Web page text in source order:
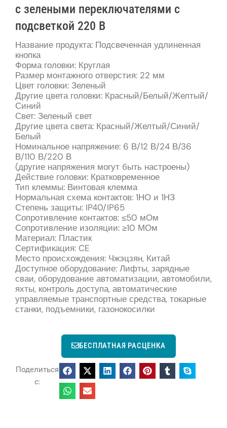
с зелеными переключателями с
подсветкой 220 В
Название продукта: Подсвеченная удлиненная
кнопка
Форма головки: Круглая
Размер монтажного отверстия: 22 мм
Цвет головки: Зеленый
Другие цвета головки: Красный/Белый/Желтый/
Синий
Свет: Зеленый свет
Другие цвета света: Красный/Желтый/Синий/
Белый
Номинальное напряжение: 6 В/12 В/24 В/36
В/110 В/220 В
(другие напряжения могут быть настроены)
Действие головки: Кратковременное
Тип клеммы: Винтовая клемма
Нормальная схема контактов: 1НО и 1НЗ
Степень защиты: IP40/IP65
Сопротивление контактов: ≤50 мОм
Сопротивление изоляции: ≥10 МОм
Материал: Пластик
Сертификация: CE
Место происхождения: Чжэцзян, Китай
Доступное оборудование: Лифты, зарядные
сваи, оборудование автоматизации, автомобили,
яхты, контроль доступа, автоматические
управляемые транспортные средства, токарные
станки, подъемники, газонокосилки
БЕСПЛАТНАЯ РАСЦЕНКА
Поделиться
с: